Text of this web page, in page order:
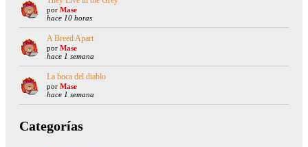
por Mase
hace 10 horas
A Breed Apart
por Mase
hace 1 semana
La boca del diablo
por Mase
hace 1 semana
Categorías